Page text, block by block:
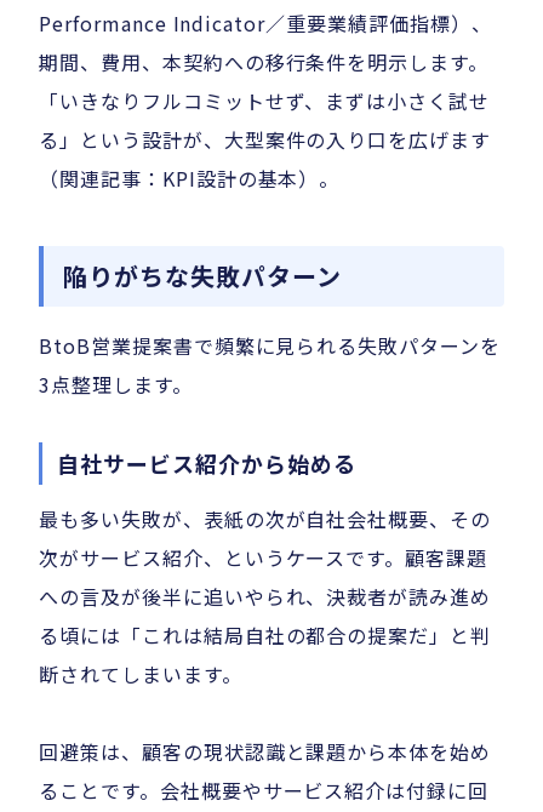
Performance Indicator／重要業績評価指標）、
期間、費用、本契約への移行条件を明示します。
「いきなりフルコミットせず、まずは小さく試せ
る」という設計が、大型案件の入り口を広げます
（関連記事：KPI設計の基本）。
陥りがちな失敗パターン
BtoB営業提案書で頻繁に見られる失敗パターンを
3点整理します。
自社サービス紹介から始める
最も多い失敗が、表紙の次が自社会社概要、その
次がサービス紹介、というケースです。顧客課題
への言及が後半に追いやられ、決裁者が読み進め
る頃には「これは結局自社の都合の提案だ」と判
断されてしまいます。
回避策は、顧客の現状認識と課題から本体を始め
ることです。会社概要やサービス紹介は付録に回